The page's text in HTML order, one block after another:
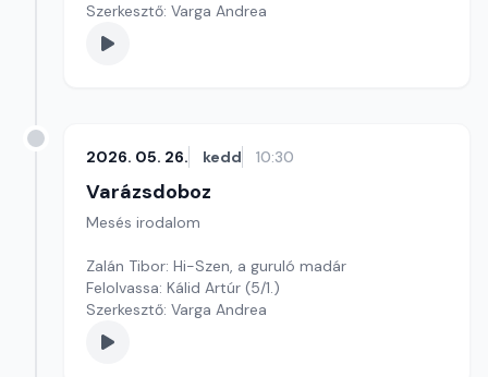
Szerkesztő: Varga Andrea
2026. 05. 26. kedd 10:30
Varázsdoboz
Mesés irodalom
Zalán Tibor: Hi-Szen, a guruló madár
Felolvassa: Kálid Artúr (5/1.)
Szerkesztő: Varga Andrea